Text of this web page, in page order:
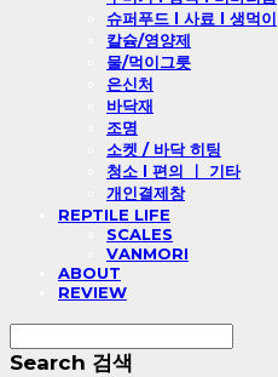
슈퍼푸드 l 사료 l 생먹이
칼슘/영양제
물/먹이그릇
은신처
바닥재
조명
소켓 / 바닥 히팅
청소 l 편의 ㅣ 기타
개인결제창
REPTILE LIFE
SCALES
VANMORI
ABOUT
REVIEW
Search 검색